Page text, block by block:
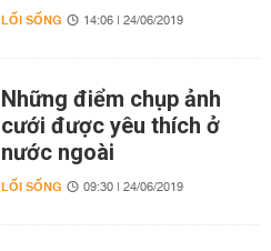
LỐI SỐNG 14:06 | 24/06/2019
Những điểm chụp ảnh
cưới được yêu thích ở
nước ngoài
LỐI SỐNG 09:30 | 24/06/2019